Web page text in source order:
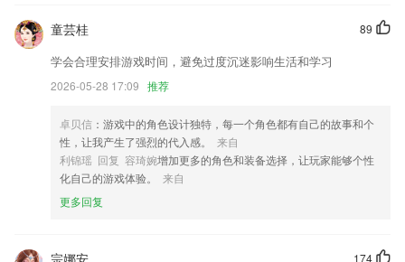
2.作业帮自动续费大家需要打开微信支付：
3.更有同义词、反义词、诗词名句、语法解析等，使之不仅可以作为考试
学习的工具书，还是深入研究成语文化的好帮手。
5.让大家在线学习好国画方面的知识更轻松，了解对应的知识点更简单。
6.整理了全册的词语、近义词和反义词
1号彩票方版更新了什么?
新增：查找节点增加“是否使用缓存”字段
89
童芸桂
学会合理安排游戏时间，避免过度沉迷影响生活和学习
2026-05-28 17:09 推荐
卓贝信 ：游戏中的角色设计独特，每一个角色都有自己的故事和个
性，让我产生了强烈的代入感。
来自
利锦瑶 回复 容琦婉增加更多的角色和装备选择，让玩家能够个性
化自己的游戏体验。
来自
更多回复
174
宗娜安